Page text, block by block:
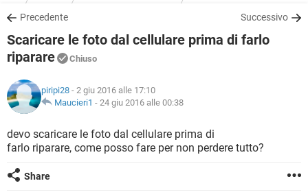
iOS
INSTAGRAM WHATSAPP
TIKTOK
HARDWARE
COVID-19 GAMING
iOS
TIKTOK FACEBOOK
DOWNLOAD
COVID-19 GAMING
INTRATTENIMENTO
iOS
INSTAGRAM
TIKTOK FACEBOOK
FORUM
INTRATTENIMENTO ANDROID
INSTAGRAM WHATSAPP
TIKTOK
GLOSSARIO
COVID-19
INTRATTENIMENTO ANDROID
INSTAGRAM
Precedente Successivo
Scaricare le foto dal cellulare prima di farlo
riparare
Chiuso
piripi28 - 2 giu 2016 alle 17:10
Maucieri1 - 24 giu 2016 alle 00:38
devo scaricare le foto dal cellulare prima di
farlo riparare, come posso fare per non perdere tutto?
Share